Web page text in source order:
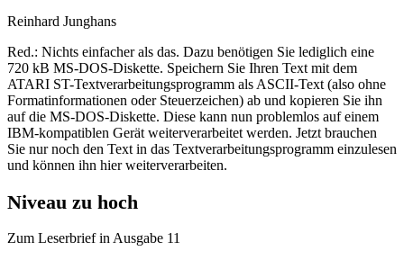
Reinhard Junghans
Red.: Nichts einfacher als das. Dazu benötigen Sie lediglich eine
720 kB MS-DOS-Diskette. Speichern Sie Ihren Text mit dem
ATARI ST-Textverarbeitungsprogramm als ASCII-Text (also ohne
Formatinformationen oder Steuerzeichen) ab und kopieren Sie ihn
auf die MS-DOS-Diskette. Diese kann nun problemlos auf einem
IBM-kompatiblen Gerät weiterverarbeitet werden. Jetzt brauchen
Sie nur noch den Text in das Textverarbeitungsprogramm einzulesen
und können ihn hier weiterverarbeiten.
Niveau zu hoch
Zum Leserbrief in Ausgabe 11